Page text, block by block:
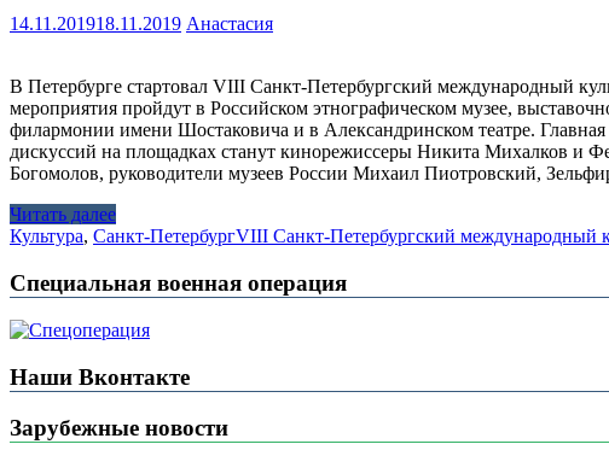
14.11.201918.11.2019 Анастасия
В Петербурге стартовал VIII Санкт-Петербургский международный
мероприятия пройдут в Российском этнографическом музее,
филармонии имени Шостаковича и в Александринском театре.
дискуссий на площадках станут кинорежиссеры Никита Михалков и
Богомолов, руководители музеев России Михаил Пиотровский,
Читать далее
Культура, Санкт-ПетербургVIII Санкт-Петербургский международный
Специальная военная операция
Наши Вконтакте
Зарубежные новости